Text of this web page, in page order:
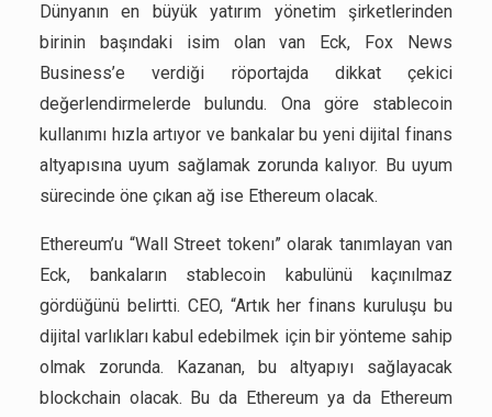
Dünyanın en büyük yatırım yönetim şirketlerinden
birinin başındaki isim olan van Eck, Fox News
Business’e verdiği röportajda dikkat çekici
değerlendirmelerde bulundu. Ona göre stablecoin
kullanımı hızla artıyor ve bankalar bu yeni dijital finans
altyapısına uyum sağlamak zorunda kalıyor. Bu uyum
sürecinde öne çıkan ağ ise Ethereum olacak.
Ethereum’u “Wall Street tokenı” olarak tanımlayan van
Eck, bankaların stablecoin kabulünü kaçınılmaz
gördüğünü belirtti. CEO, “Artık her finans kuruluşu bu
dijital varlıkları kabul edebilmek için bir yönteme sahip
olmak zorunda. Kazanan, bu altyapıyı sağlayacak
blockchain olacak. Bu da Ethereum ya da Ethereum